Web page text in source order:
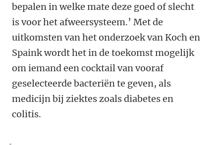
bepalen in welke mate deze goed of slecht
is voor het afweersysteem.’ Met de
uitkomsten van het onderzoek van Koch en
Spaink wordt het in de toekomst mogelijk
om iemand een cocktail van vooraf
geselecteerde bacteriën te geven, als
medicijn bij ziektes zoals diabetes en
colitis.